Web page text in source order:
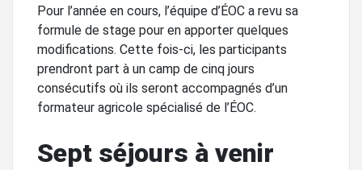
Pour l’année en cours, l’équipe d’ÉOC a revu sa
formule de stage pour en apporter quelques
modifications. Cette fois-ci, les participants
prendront part à un camp de cinq jours
consécutifs où ils seront accompagnés d’un
formateur agricole spécialisé de l’ÉOC.
Sept séjours à venir